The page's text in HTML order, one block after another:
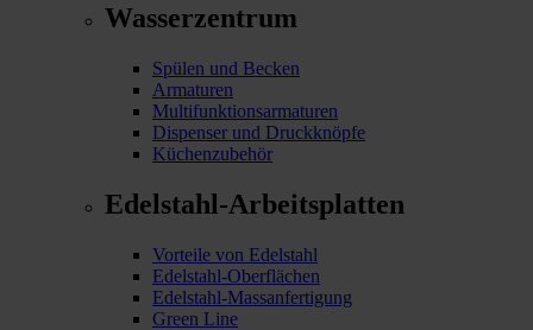
Wasserzentrum
Spülen und Becken
Armaturen
Multifunktionsarmaturen
Dispenser und Druckknöpfe
Küchenzubehör
Edelstahl-Arbeitsplatten
Vorteile von Edelstahl
Edelstahl-Oberflächen
Edelstahl-Massanfertigung
Green Line